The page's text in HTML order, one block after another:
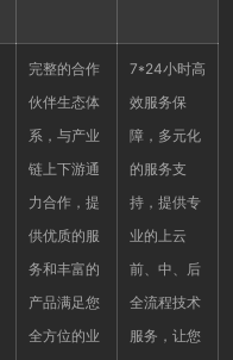
完整的合作
伙伴生态体
系，与产业
链上下游通
力合作，提
供优质的服
务和丰富的
产品满足您
全方位的业
7*24小时高
效服务保
障，多元化
的服务支
持，提供专
业的上云
前、中、后
全流程技术
服务，让您